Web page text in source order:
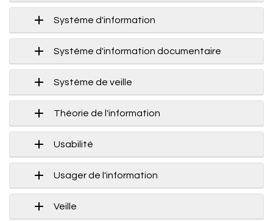
Systéme d'information
Systéme d'information documentaire
Système de veille
Théorie de l'information
Usabilité
Usager de l'information
Veille